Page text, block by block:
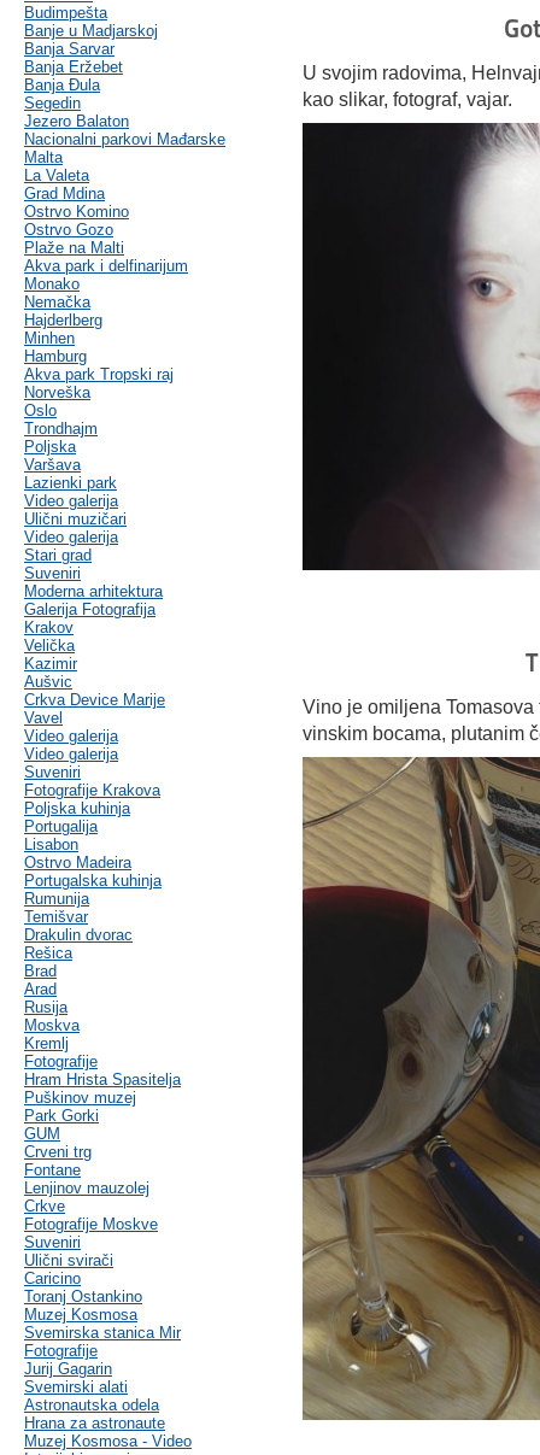
Budimpešta
Banje u Madjarskoj
Banja Sarvar
Banja Eržebet
Banja Ðula
Segedin
Jezero Balaton
Nacionalni parkovi Mađarske
Malta
La Valeta
Grad Mdina
Ostrvo Komino
Ostrvo Gozo
Plaže na Malti
Akva park i delfinarijum
Monako
Nemačka
Hajderlberg
Minhen
Hamburg
Akva park Tropski raj
Norveška
Oslo
Trondhajm
Poljska
Varšava
Lazienki park
Video galerija
Ulični muzičari
Video galerija
Stari grad
Suveniri
Moderna arhitektura
Galerija Fotografija
Krakov
Velička
Kazimir
Aušvic
Crkva Device Marije
Vavel
Video galerija
Video galerija
Suveniri
Fotografije Krakova
Poljska kuhinja
Portugalija
Lisabon
Ostrvo Madeira
Portugalska kuhinja
Rumunija
Temišvar
Drakulin dvorac
Rešica
Brad
Arad
Rusija
Moskva
Kremlj
Fotografije
Hram Hrista Spasitelja
Puškinov muzej
Park Gorki
GUM
Crveni trg
Fontane
Lenjinov mauzolej
Crkve
Fotografije Moskve
Suveniri
Ulični svirači
Caricino
Toranj Ostankino
Muzej Kosmosa
Svemirska stanica Mir
Fotografije
Jurij Gagarin
Svemirski alati
Astronautska odela
Hrana za astronaute
Muzej Kosmosa - Video
U svojim radovima,
kao slikar, fotograf, vajar.
Vino je omiljena
vinskim bocama, plutanim